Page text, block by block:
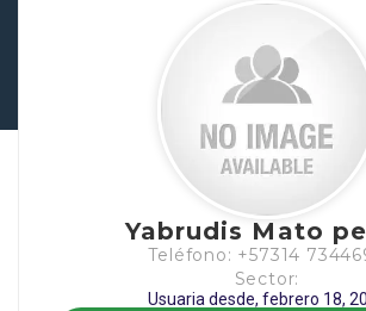
Yabrudis Mato
Teléfono: +57314
Sector:
Usuaria desde, febrero 18,